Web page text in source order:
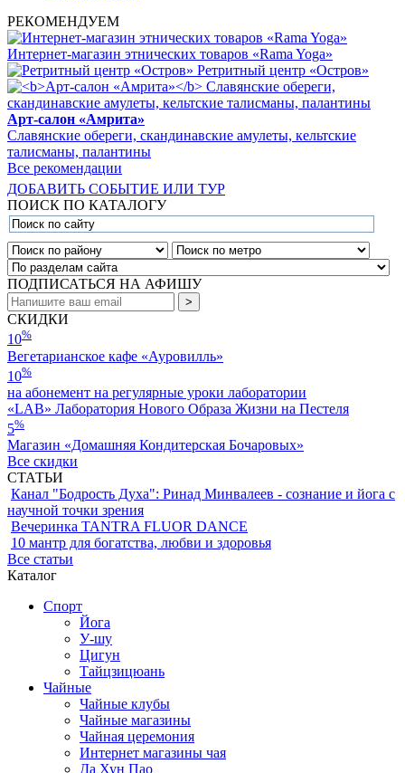
РЕКОМЕНДУЕМ
Интернет-магазин этнических товаров «Rama Yoga»
Ретритный центр «Остров»
Арт-салон «Амрита»
Славянские обереги, скандинавские амулеты, кельтские
талисманы, палантины
Все рекомендации
ДОБАВИТЬ СОБЫТИЕ ИЛИ ТУР
ПОИСК ПО КАТАЛОГУ
ПОДПИСАТЬСЯ НА АФИШУ
СКИДКИ
10%
Вегетарианское кафе «Ауровилль»
10%
на абонемент на регулярные уроки лаборатории
«LAB» Лаборатория Нового Образа Жизни на Пестеля
5%
Магазин «Домашняя Кондитерская Бочаровых»
Все скидки
СТАТЬИ
Канал "Бодрость Духа": Ринад Минвалеев - сознание и йога с
научной точки зрения
Вечеринка TANTRA FLUOR DANCE
10 мантр для богатства, любви и здоровья
Все статьи
Каталог
Спорт
Йога
У-шу
Цигун
Тайцзицюань
Чайные
Чайные клубы
Чайные магазины
Чайная церемония
Интернет магазины чая
Да Хун Пао